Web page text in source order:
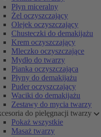
Płyn miceralny
Żel oczyszczający
Olejek oczyszczający
Chusteczki do demakijażu
Krem oczyszczający
Mleczko oczyszczające
Mydło do twarzy
Pianka oczyszczająca
Płyny do demakijażu
Puder oczyszczający
Waciki do demakijażu
Zestawy do mycia twarzy
do pielęgnacji twarzy
Pokaż wszystkie
Masaż twarzy